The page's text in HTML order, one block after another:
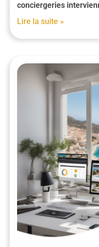
conciergeries
Lire la suite »